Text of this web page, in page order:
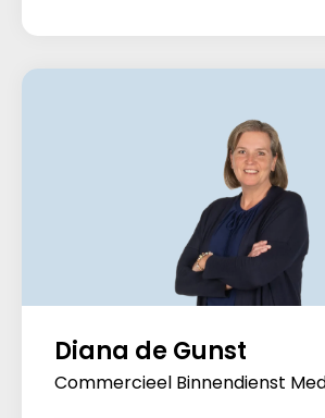
Diana de Gunst
Commercieel Binnendienst